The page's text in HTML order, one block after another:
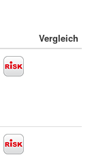
Vergleich